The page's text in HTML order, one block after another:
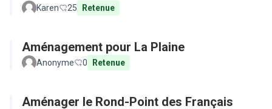
Karen 25 Retenue
Aménagement pour La Plaine
Anonyme 0 Retenue
Aménager le Rond-Point des Français